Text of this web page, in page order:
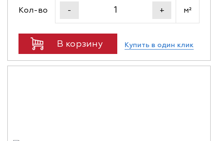
Кол-во - + м²
В корзину Купить в один клик